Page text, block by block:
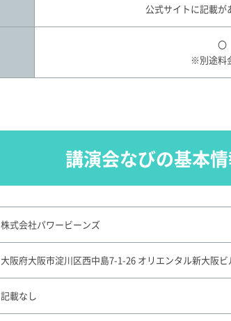
公式サイトに記載が
〇
※別途料
講演会なびの基本
株式会社パワービーンズ
大阪府大阪市淀川区西中島7-1-26 オリエンタル新大阪ビ
記載なし